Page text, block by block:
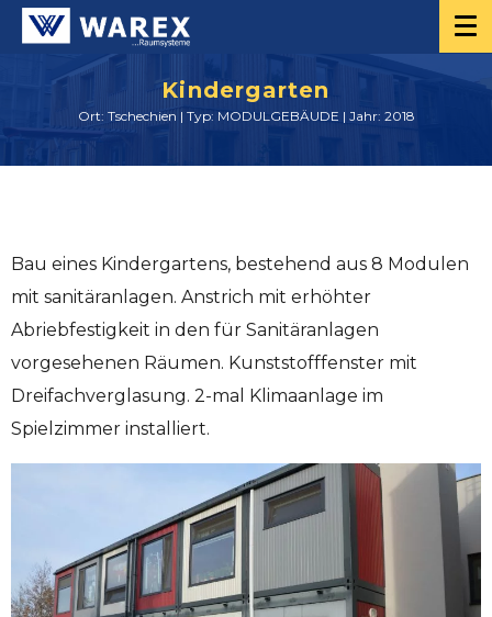
Kindergarten
Ort: Tschechien | Typ: MODULGEBÄUDE | Jahr: 2018
Bau eines Kindergartens, bestehend aus 8 Modulen
mit sanitäranlagen. Anstrich mit erhöhter
Abriebfestigkeit in den für Sanitäranlagen
vorgesehenen Räumen. Kunststofffenster mit
Dreifachverglasung. 2-mal Klimaanlage im
Spielzimmer installiert.